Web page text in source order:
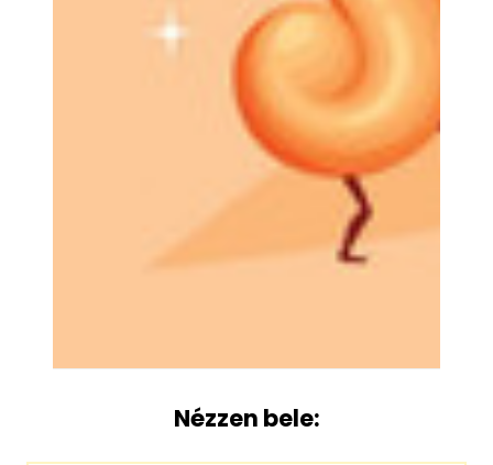
Nézzen bele: